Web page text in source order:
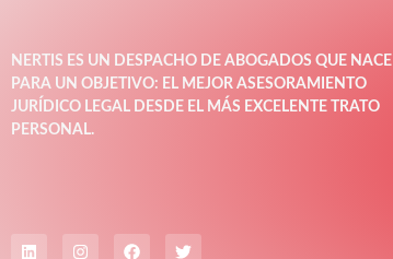
NERTIS ES UN DESPACHO DE ABOGADOS QUE NACE
PARA UN OBJETIVO: EL MEJOR ASESORAMIENTO
JURÍDICO LEGAL DESDE EL MÁS EXCELENTE TRATO
PERSONAL.